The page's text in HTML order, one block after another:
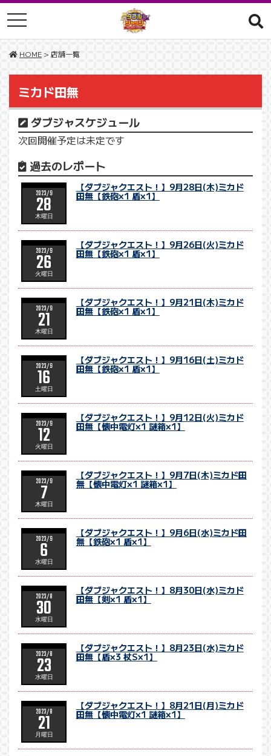
toggle navigation
HOME > 店舗一覧
ミカド田無
ダブジャスケジュール
次回開催予定は未定です
過去のレポート
2023/9
28
木曜日
【ダブジャクエスト！】9月28日(木)ミカド
田無【鉄砲×1 盾×1】
2023/9
26
火曜日
【ダブジャクエスト！】9月26日(火)ミカド
田無【鉄砲×1 盾×1】
2023/9
21
木曜日
【ダブジャクエスト！】9月21日(木)ミカド
田無【鉄砲×1 盾×1】
2023/9
16
土曜日
【ダブジャクエスト！】9月16日(土)ミカド
田無【鉄砲×1 盾×1】
2023/9
12
火曜日
【ダブジャクエスト！】9月12日(火)ミカド
田無【懐中電灯×1 謎箱×1】
2023/9
7
木曜日
【ダブジャクエスト！】9月7日(木)ミカド田
無【懐中電灯×1 謎箱×1】
2023/9
6
水曜日
【ダブジャクエスト！】9月6日(水)ミカド田
無【鉄砲×1 盾×1】
2023/8
30
水曜日
【ダブジャクエスト！】8月30日(水)ミカド
田無【剣×1 盾×1】
2023/8
23
水曜日
【ダブジャクエスト！】8月23日(水)ミカド
田無【盾×3 杖S×1】
2023/8
21
月曜日
【ダブジャクエスト！】8月21日(月)ミカド
田無【懐中電灯×1 謎箱×1】